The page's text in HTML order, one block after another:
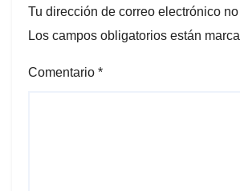
Tu dirección de correo electrónico
Los campos obligatorios están
Comentario *